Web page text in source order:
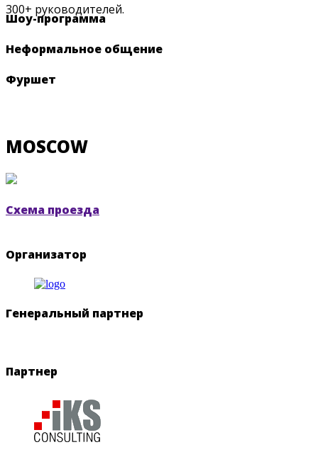
300+ руководителей.
Шоу-программа
Неформальное общение
Фуршет
MOSCOW
Схема проезда
Организатор
Генеральный партнер
Партнер